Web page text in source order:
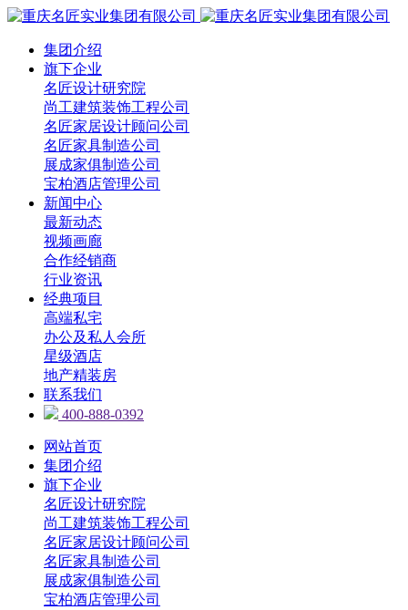
集团介绍
旗下企业
名匠设计研究院
尚工建筑装饰工程公司
名匠家居设计顾问公司
名匠家具制造公司
展成家俱制造公司
宝柏酒店管理公司
新闻中心
最新动态
视频画廊
合作经销商
行业资讯
经典项目
高端私宅
办公及私人会所
星级酒店
地产精装房
联系我们
400-888-0392
网站首页
集团介绍
旗下企业
名匠设计研究院
尚工建筑装饰工程公司
名匠家居设计顾问公司
名匠家具制造公司
展成家俱制造公司
宝柏酒店管理公司